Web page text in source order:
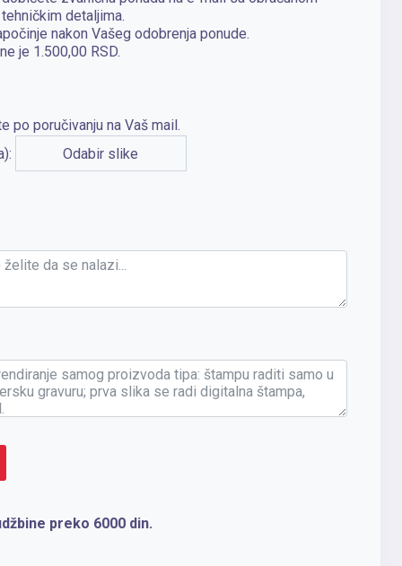
detaljima.
nakon Vašeg odobrenja ponude.
je 1.500,00 RSD.
po poručivanju na Vaš mail.
Odabir slike
preko 6000 din.